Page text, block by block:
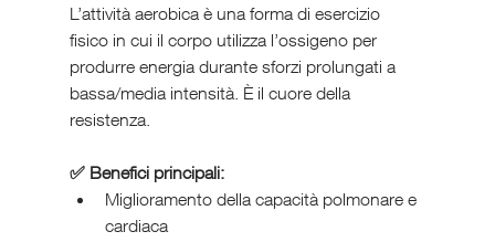
L’attività aerobica è una forma di esercizio
fisico in cui il corpo utilizza l’ossigeno per
produrre energia durante sforzi prolungati a
bassa/media intensità. È il cuore della
resistenza.
✅ Benefici principali:
Miglioramento della capacità polmonare e
cardiaca